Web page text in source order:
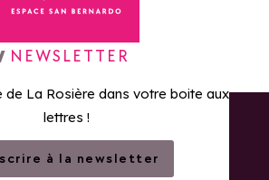
Retour à la page d'accueil
NEWSLETTER
de La Rosière dans votre boite aux
lettres !
à la newsletter